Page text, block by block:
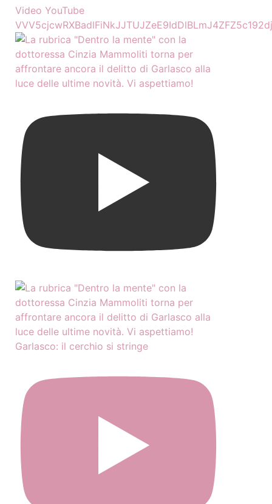
Video YouTube
Garlasco: il cerchio si stringe